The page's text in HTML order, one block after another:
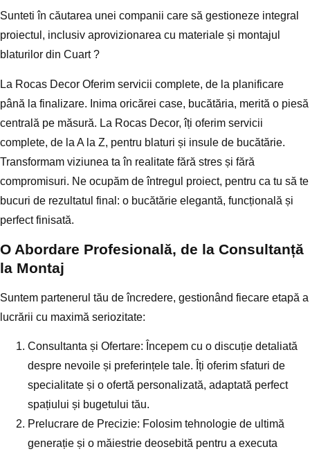
Sunteti în căutarea unei companii care să gestioneze integral
proiectul, inclusiv aprovizionarea cu materiale și montajul
blaturilor din Cuart ?
La Rocas Decor Oferim servicii complete, de la planificare
până la finalizare. Inima oricărei case, bucătăria, merită o piesă
centrală pe măsură. La Rocas Decor, îți oferim servicii
complete, de la A la Z, pentru blaturi și insule de bucătărie.
Transformam viziunea ta în realitate fără stres și fără
compromisuri. Ne ocupăm de întregul proiect, pentru ca tu să te
bucuri de rezultatul final: o bucătărie elegantă, funcțională și
perfect finisată.
O Abordare Profesională, de la Consultanță
la Montaj
Suntem partenerul tău de încredere, gestionând fiecare etapă a
lucrării cu maximă seriozitate:
Consultanta și Ofertare: Începem cu o discuție detaliată
despre nevoile și preferințele tale. Îți oferim sfaturi de
specialitate și o ofertă personalizată, adaptată perfect
spațiului și bugetului tău.
Prelucrare de Precizie: Folosim tehnologie de ultimă
generație și o măiestrie deosebită pentru a executa